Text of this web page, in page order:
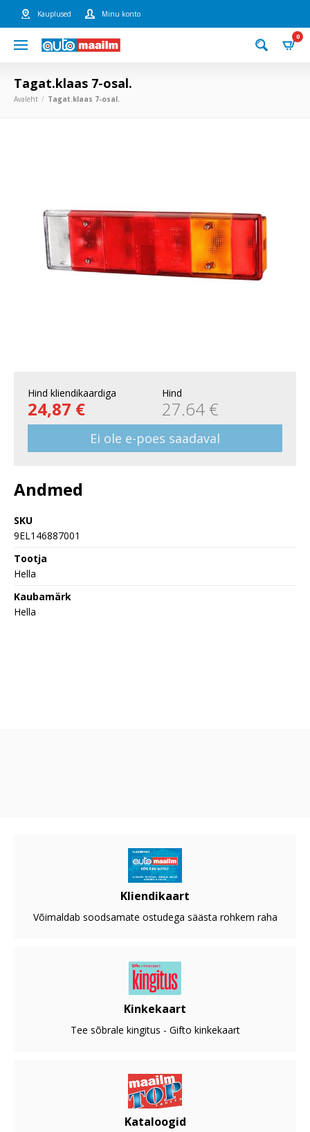
Kauplused Minu konto
0
Tagat.klaas 7-osal.
Avaleht Tagat.klaas 7-osal.
Hind kliendikaardiga
24,87 €
Hind
27.64 €
Ei ole e-poes saadaval
Andmed
SKU
9EL146887001
Tootja
Hella
Kaubamärk
Hella
Kliendikaart
Võimaldab soodsamate ostudega säästa rohkem raha
Kinkekaart
Tee sõbrale kingitus - Gifto kinkekaart
Kataloogid